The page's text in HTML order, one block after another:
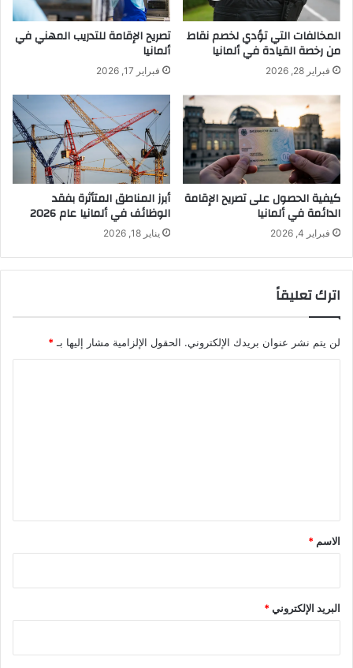
المخالفات التي تؤدي لخصم نقاط
من رخصة القيادة في ألمانيا
فبراير 28, 2026
تصريح الإقامة للتدريب المهني في
ألمانيا
فبراير 17, 2026
كيفية الحصول على تصريح الإقامة
الدائمة في ألمانيا
فبراير 4, 2026
أبرز المناطق المتأثرة بفقد
الوظائف في ألمانيا عام 2026
يناير 18, 2026
اترك تعليقاً
لن يتم نشر عنوان بريدك الإلكتروني. الحقول الإلزامية مشار إليها بـ *
*
الاسم *
البريد الإلكتروني*